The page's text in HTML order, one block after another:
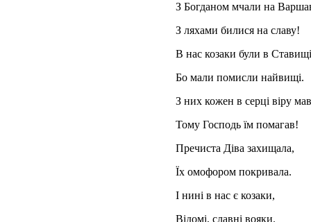
З Богданом мчали на
З ляхами билися на славу!
В нас козаки були в
Бо мали помисли найвищі.
З них кожен в серці віру
Тому Господь їм помагав!
Пречиста Діва захищала,
Їх омофором покривала.
І нині в нас є козаки,
Відомі, славні вояки.